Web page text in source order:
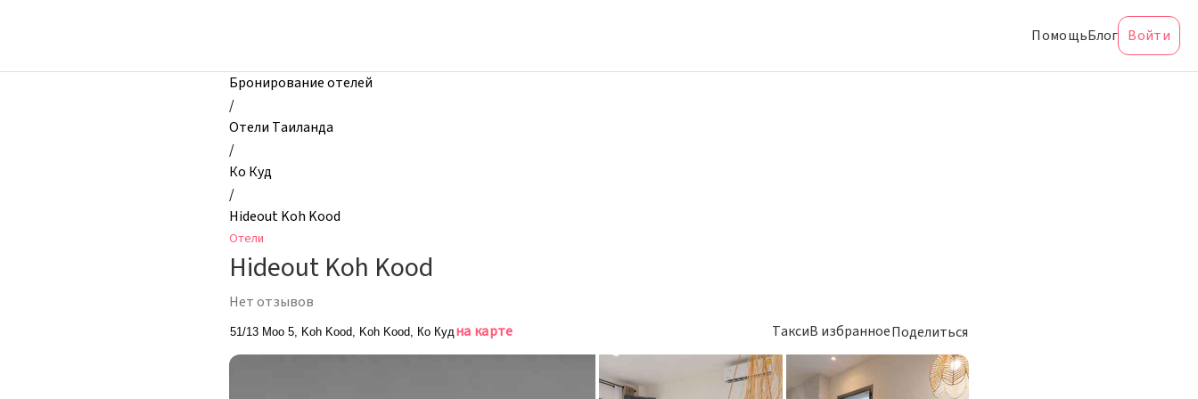
Hideout
ПомощьБлог Войти
Бронирование отелей
/
Отели Таиланда
/
Ко Куд
/
Hideout Koh Kood
Отели
Hideout Koh Kood
Нет отзывов
51/13 Moo 5, Koh Kood, Koh Kood, Ко Кудна карте ТаксиВ избранноеПоделиться